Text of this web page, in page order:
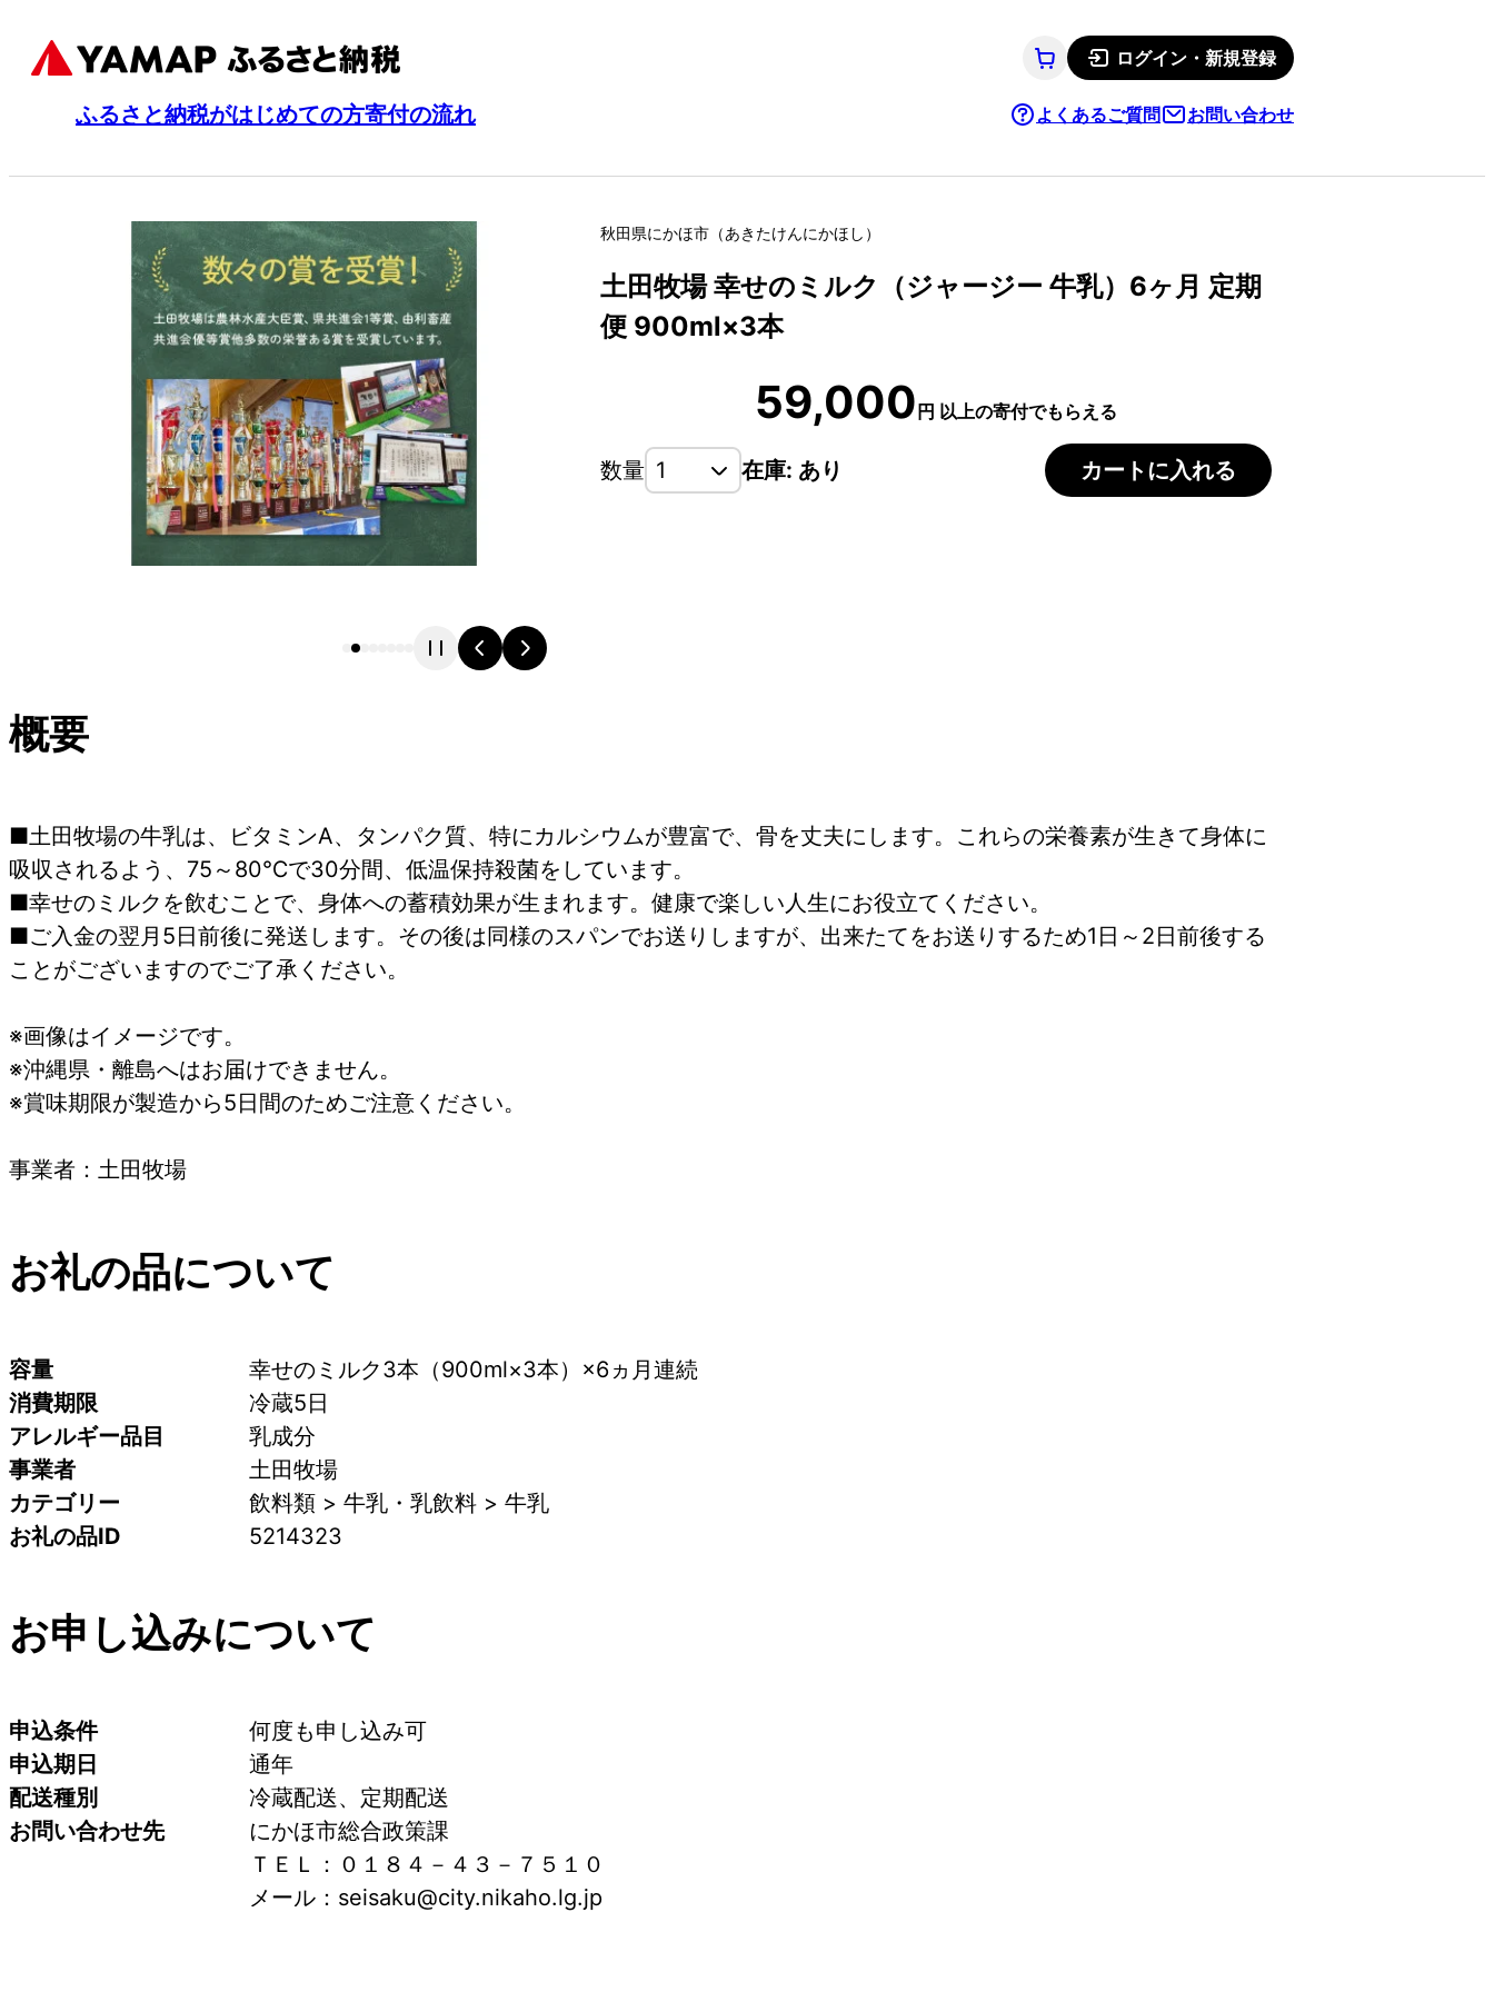
ログイン・新規登録
ふるさと納税がはじめての方寄付の流れ よくあるご質問 お問い合わせ
秋田県にかほ市 （あきたけんにかほし ）
土田牧場 幸せのミルク（ジャージー 牛乳）6ヶ月 定期
便 900ml×3本
59,000円 以上の寄付でもらえる
数量 在庫: あり カートに入れる
概要
■土田牧場の牛乳は、ビタミンA、タンパク質、特にカルシウムが豊富で、骨を丈夫にします。これらの栄養素が生きて身体に
吸収されるよう、75～80℃で30分間、低温保持殺菌をしています。
■幸せのミルクを飲むことで、身体への蓄積効果が生まれます。健康で楽しい人生にお役立てください。
■ご入金の翌月5日前後に発送します。その後は同様のスパンでお送りしますが、出来たてをお送りするため1日～2日前後する
ことがございますのでご了承ください。
※画像はイメージです。
※沖縄県・離島へはお届けできません。
※賞味期限が製造から5日間のためご注意ください。
事業者：土田牧場
お礼の品について
容量
幸せのミルク3本（900ml×3本）×6ヵ月連続
消費期限
冷蔵5日
アレルギー品目
乳成分
事業者
土田牧場
カテゴリー
飲料類 > 牛乳・乳飲料 > 牛乳
お礼の品ID
5214323
お申し込みについて
申込条件
何度も申し込み可
申込期日
通年
配送種別
冷蔵配送、定期配送
お問い合わせ先
にかほ市総合政策課
ＴＥＬ：０１８４－４３－７５１０
メール：seisaku@city.nikaho.lg.jp